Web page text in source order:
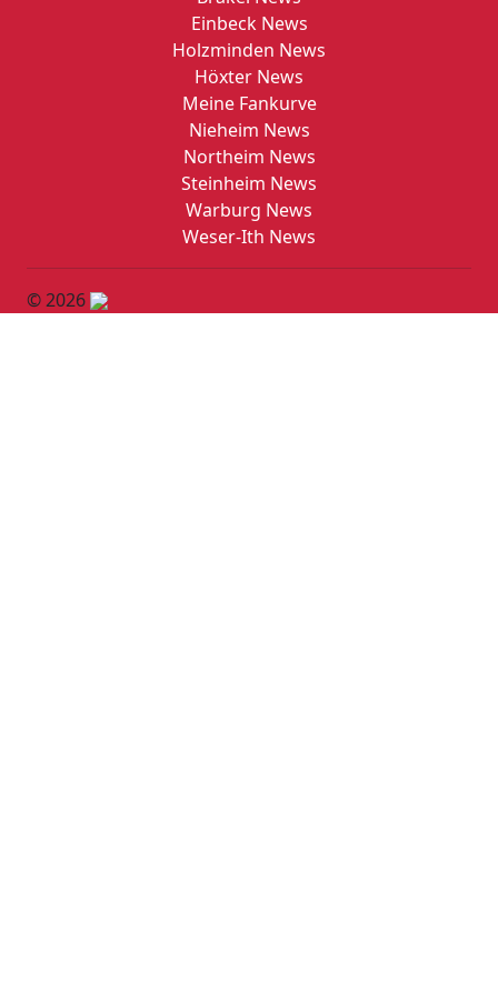
Einbeck News
Holzminden News
Höxter News
Meine Fankurve
Nieheim News
Northeim News
Steinheim News
Warburg News
Weser-Ith News
© 2026